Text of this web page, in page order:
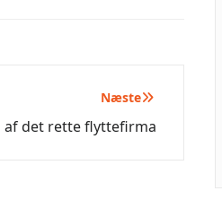
Næste
af det rette flyttefirma